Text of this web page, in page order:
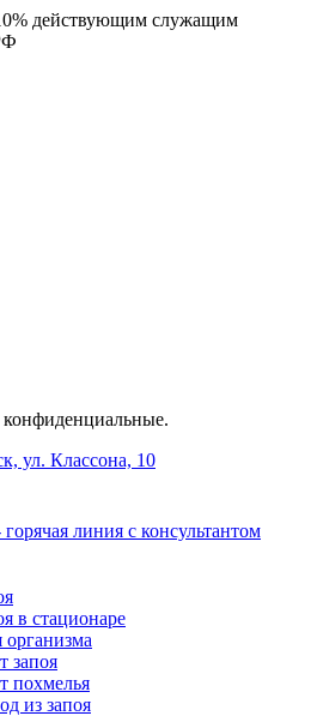
действующим служащим
ул. Классона, 10
линия с консультантом
в стационаре
организма
запоя
похмелья
из запоя